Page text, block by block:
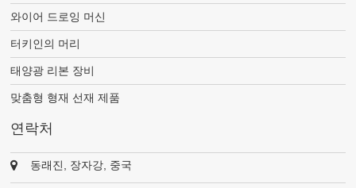
와이어 드로잉 머신
터키인의 머리
태양광 리본 장비
맞춤형 형재 선재 제품
연락처
동래진, 장자강, 중국